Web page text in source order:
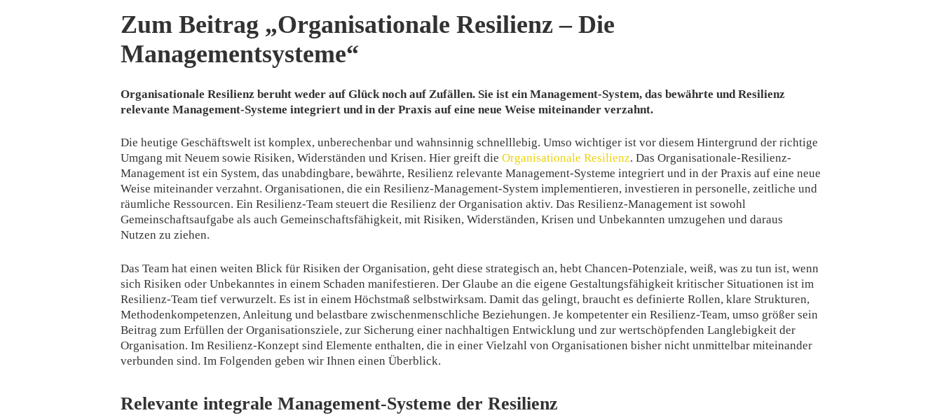
Zum Beitrag „Organisationale Resilienz – Die
Managementsysteme“
Organisationale Resilienz beruht weder auf Glück noch auf Zufällen. Sie ist ein Management-System, das bewährte und Resilienz
relevante Management-Systeme integriert und in der Praxis auf eine neue Weise miteinander verzahnt.
Die heutige Geschäftswelt ist komplex, unberechenbar und wahnsinnig schnelllebig. Umso wichtiger ist vor diesem Hintergrund der richtige
Umgang mit Neuem sowie Risiken, Widerständen und Krisen. Hier greift dieOrganisationale Resilienz. Das Organisationale-Resilienz-
Management ist ein System, das unabdingbare, bewährte, Resilienz relevante Management-Systeme integriert und in der Praxis auf eine neue
Weise miteinander verzahnt. Organisationen, die ein Resilienz-Management-System implementieren, investieren in personelle, zeitliche und
räumliche Ressourcen. Ein Resilienz-Team steuert die Resilienz der Organisation aktiv. Das Resilienz-Management ist sowohl
Gemeinschaftsaufgabe als auch Gemeinschaftsfähigkeit, mit Risiken, Widerständen, Krisen und Unbekannten umzugehen und daraus
Nutzen zu ziehen.
Das Team hat einen weiten Blick für Risiken der Organisation, geht diese strategisch an, hebt Chancen-Potenziale, weiß, was zu tun ist, wenn
sich Risiken oder Unbekanntes in einem Schaden manifestieren. Der Glaube an die eigene Gestaltungsfähigkeit kritischer Situationen ist im
Resilienz-Team tief verwurzelt. Es ist in einem Höchstmaß selbstwirksam. Damit das gelingt, braucht es definierte Rollen, klare Strukturen,
Methodenkompetenzen, Anleitung und belastbare zwischenmenschliche Beziehungen. Je kompetenter ein Resilienz-Team, umso größer sein
Beitrag zum Erfüllen der Organisationsziele, zur Sicherung einer nachhaltigen Entwicklung und zur wertschöpfenden Langlebigkeit der
Organisation. Im Resilienz-Konzept sind Elemente enthalten, die in einer Vielzahl von Organisationen bisher nicht unmittelbar miteinander
verbunden sind. Im Folgenden geben wir Ihnen einen Überblick.
Relevante integrale Management-Systeme der Resilienz